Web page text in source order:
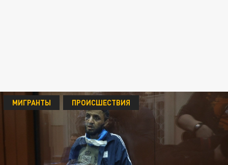
МИГРАНТЫ ПРОИСШЕСТВИЯ